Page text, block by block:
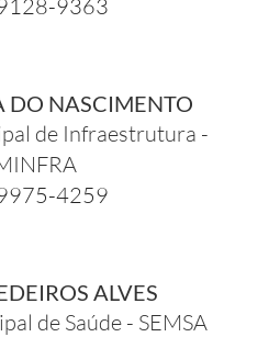
9363
DO NASCIMENTO
de Infraestrutura -
4259
ALVES
de Saúde - SEMSA